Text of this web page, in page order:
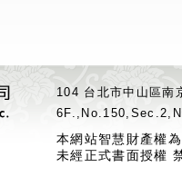
104 台北市中山區
本網站智慧財產權
未經正式書面授權